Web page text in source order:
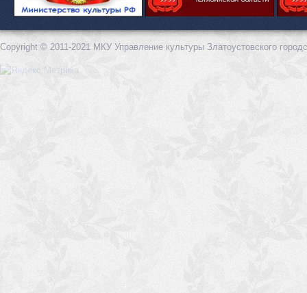
Copyright © 2011-2021 МКУ Управление культуры Златоустовского